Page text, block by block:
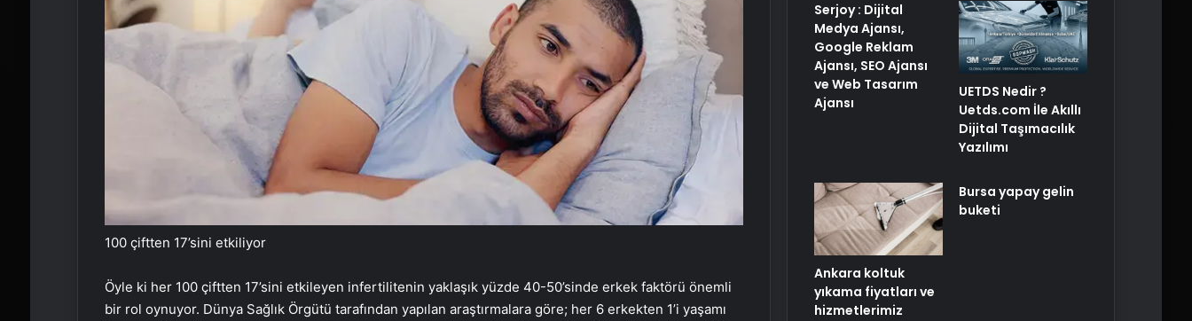
100 çiftten 17’sini etkiliyor
Öyle ki her 100 çiftten 17’sini etkileyen infertilitenin yaklaşık yüzde 40-50’sinde erkek faktörü önemli
bir rol oynuyor. Dünya Sağlık Örgütü tarafından yapılan araştırmalara göre; her 6 erkekten 1’i yaşamı
Serjoy : Dijital
Medya Ajansı,
Google Reklam
Ajansı, SEO Ajansı
ve Web Tasarım
Ajansı
UETDS Nedir ?
Uetds.com İle Akıllı
Dijital Taşımacılık
Yazılımı
Ankara koltuk
yıkama fiyatları ve
hizmetlerimiz
Bursa yapay gelin
buketi